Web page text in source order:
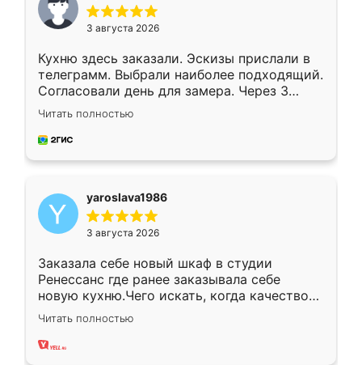
3 августа 2026
Кухню здесь заказали. Эскизы прислали в
телеграмм. Выбрали наиболее подходящий.
Согласовали день для замера. Через 3
недели кухня была уже готова. Остались
довольны работой. Спасибо Ренессанс
мебель за качественную работу!
Читать полностью
yaroslava1986
3 августа 2026
Заказала себе новый шкаф в студии
Ренессанс где ранее заказывала себе
новую кухню.Чего искать, когда качеством
вполне довольна. Служит кухня уже почти
два года, нареканий нет.
Читать полностью